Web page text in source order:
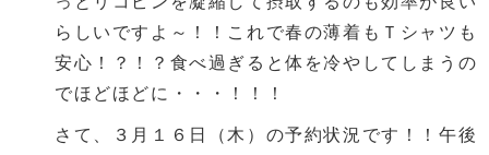
らしいですよ～！！これで春の薄着もＴシャツも
安心！？！？食べ過ぎると体を冷やしてしまうの
でほどほどに・・・！！！
さて、３月１６日（木）の予約状況です！！午後